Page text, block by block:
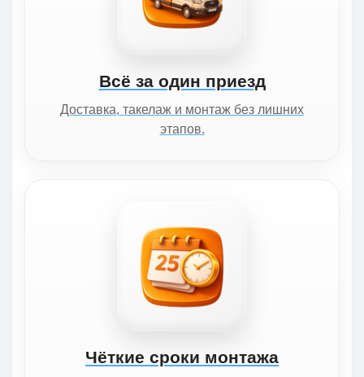
Всё за один приезд
Доставка, такелаж и монтаж без лишних
этапов.
Чёткие сроки монтажа